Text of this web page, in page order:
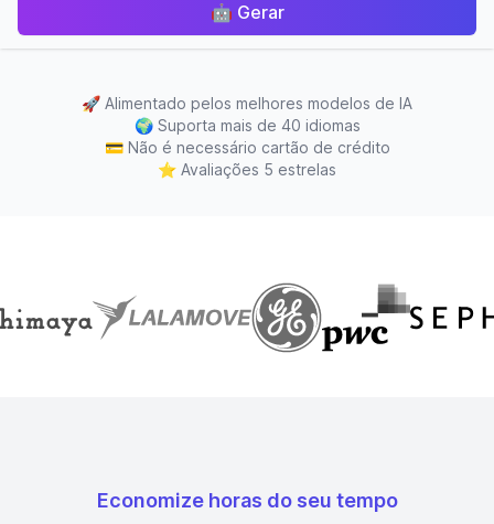
🤖 Gerar
🚀 Alimentado pelos melhores modelos de IA
🌍 Suporta mais de 40 idiomas
💳 Não é necessário cartão de crédito
⭐ Avaliações 5 estrelas
Economize horas do seu tempo